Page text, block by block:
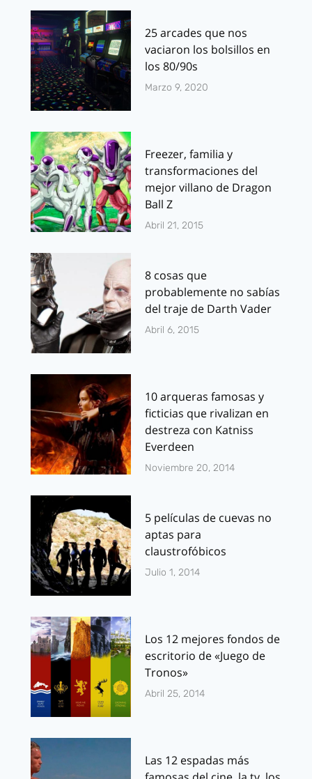
25 arcades que nos
vaciaron los bolsillos en
los 80/90s
Marzo 9, 2020
Freezer, familia y
transformaciones del
mejor villano de Dragon
Ball Z
Abril 21, 2015
8 cosas que
probablemente no sabías
del traje de Darth Vader
Abril 6, 2015
10 arqueras famosas y
ficticias que rivalizan en
destreza con Katniss
Everdeen
Noviembre 20, 2014
5 películas de cuevas no
aptas para
claustrofóbicos
Julio 1, 2014
Los 12 mejores fondos de
escritorio de «Juego de
Tronos»
Abril 25, 2014
Las 12 espadas más